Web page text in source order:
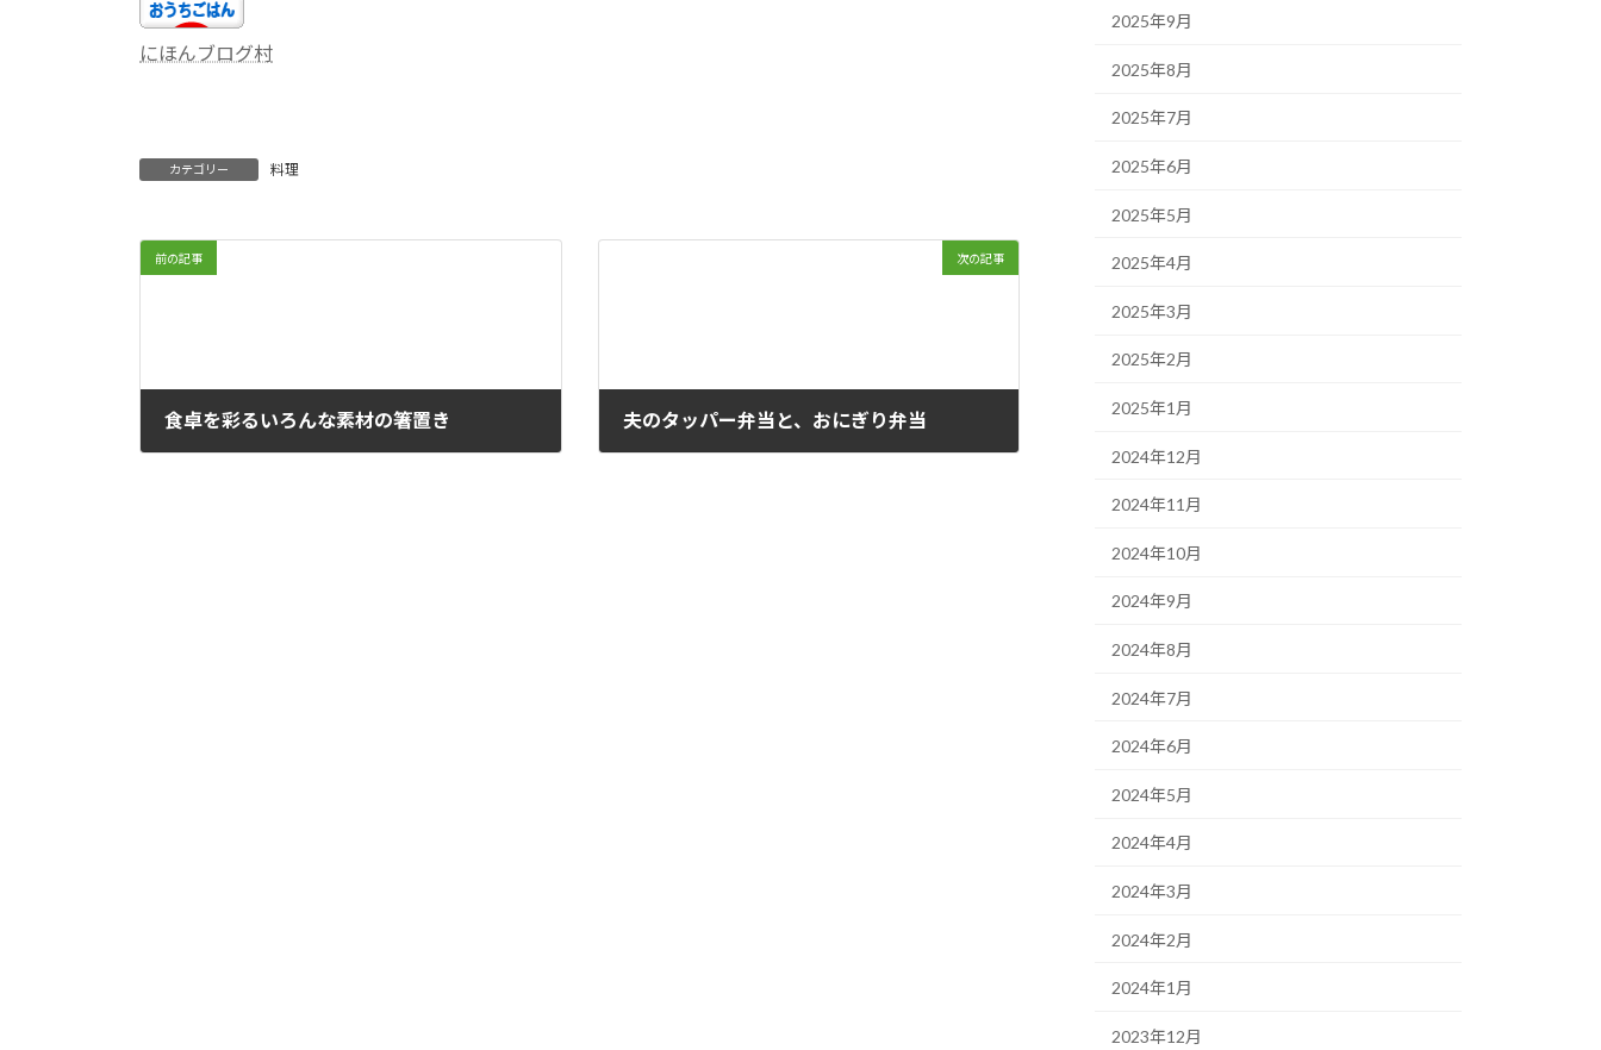
にほんブログ村
カテゴリー 料理
前の記事
食卓を彩るいろんな素材の箸置き
次の記事
夫のタッパー弁当と、おにぎり弁当
2025年9月
2025年8月
2025年7月
2025年6月
2025年5月
2025年4月
2025年3月
2025年2月
2025年1月
2024年12月
2024年11月
2024年10月
2024年9月
2024年8月
2024年7月
2024年6月
2024年5月
2024年4月
2024年3月
2024年2月
2024年1月
2023年12月